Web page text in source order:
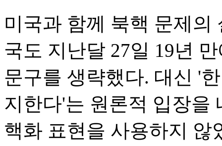
미국과 함께 북핵 문제의
국도 지난달 27일 19년
문구를 생략했다. 대신 '
지한다'는 원론적 입장을
핵화 표현을 사용하지 않